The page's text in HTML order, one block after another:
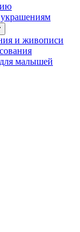
и живописи
малышей